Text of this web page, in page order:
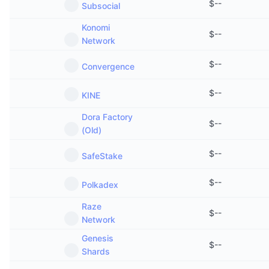
Subsocial $--
Konomi
Network
$--
Convergence $--
KINE $--
Dora Factory
(Old)
$--
SafeStake $--
Polkadex $--
Raze
Network
$--
Genesis
Shards
$--